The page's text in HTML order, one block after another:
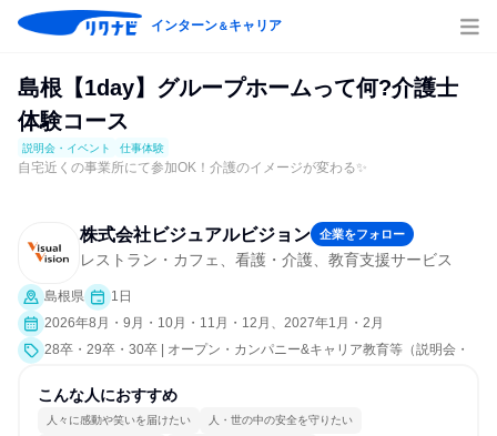
インターン＆キャリア
島根【1day】グループホームって何?介護士
体験コース
説明会・イベント 仕事体験
自宅近くの事業所にて参加OK！介護のイメージが変わる✨
株式会社ビジュアルビジョン 企業をフォロー
レストラン・カフェ、看護・介護、教育支援サービス
島根県
1日
2026年8月・9月・10月・11月・12月、2027年1月・2月
28卒・29卒・30卒 | オープン・カンパニー&キャリア教育等（説明会・
こんな人におすすめ
人々に感動や笑いを届けたい 人・世の中の安全を守りたい